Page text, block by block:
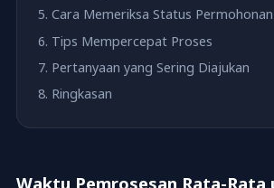
Cara Memeriksa Status Permohonan
Tips Mempercepat Proses
Pertanyaan yang Sering Diajukan
Ringkasan
Waktu Pemrosesan Rata-Rata